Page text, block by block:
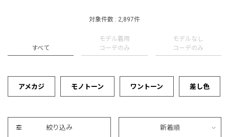
対象件数 : 2,897件
すべて
モデル着用
コーデのみ
モデルなし
コーデのみ
アメカジ モノトーン ワントーン 差し色
絞り込み 新着順